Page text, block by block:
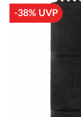
-38% UVP